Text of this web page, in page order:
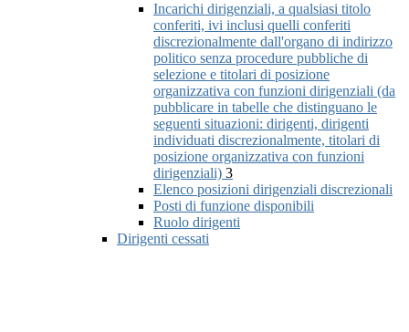
Incarichi dirigenziali, a qualsiasi titolo
conferiti, ivi inclusi quelli conferiti
discrezionalmente dall'organo di indirizzo
politico senza procedure pubbliche di
selezione e titolari di posizione
organizzativa con funzioni dirigenziali (da
pubblicare in tabelle che distinguano le
seguenti situazioni: dirigenti, dirigenti
individuati discrezionalmente, titolari di
posizione organizzativa con funzioni
dirigenziali) 3
Elenco posizioni dirigenziali discrezionali
Posti di funzione disponibili
Ruolo dirigenti
Dirigenti cessati